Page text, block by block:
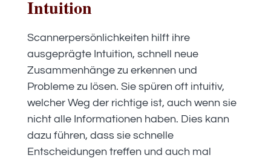
Intuition
Scannerpersönlichkeiten hilft ihre
ausgeprägte Intuition, schnell neue
Zusammenhänge zu erkennen und
Probleme zu lösen. Sie spüren oft intuitiv,
welcher Weg der richtige ist, auch wenn sie
nicht alle Informationen haben. Dies kann
dazu führen, dass sie schnelle
Entscheidungen treffen und auch mal